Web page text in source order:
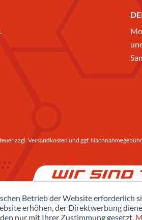
zzgl. Versandkosten und ggf.
Betrieb der Website erforderlich
erhöhen, der Direktwerbung
nur mit Ihrer Zustimmung gesetzt.